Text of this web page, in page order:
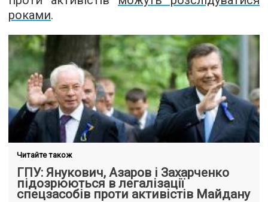
роками.
Читайте також
ГПУ: Янукович, Азаров і Захарченко
підозрюються в легалізації
спецзасобів проти активістів Майдану